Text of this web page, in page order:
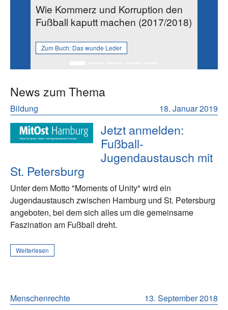
Wie Kommerz und Korruption den
Fußball kaputt machen (2017/2018)
Zum Buch: Das wunde Leder
News zum Thema
18. Januar 2019
Bildung
Jetzt anmelden:
Fußball-
Jugendaustausch mit
St. Petersburg
Unter dem Motto "Moments of Unity" wird ein
Jugendaustausch zwischen Hamburg und St. Petersburg
angeboten, bei dem sich alles um die gemeinsame
Faszination am Fußball dreht.
Weiterlesen
13. September 2018
Menschenrechte